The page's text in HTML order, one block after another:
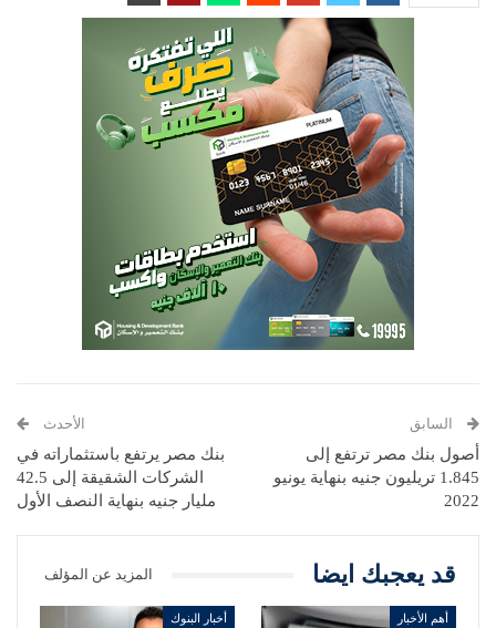
السابق
أصول بنك مصر ترتفع إلى
1.845 تريليون جنيه بنهاية يونيو
2022
الأحدث
بنك مصر يرتفع باستثماراته في
الشركات الشقيقة إلى 42.5
مليار جنيه بنهاية النصف الأول
قد يعجبك ايضا المزيد عن المؤلف
أهم الأخبار أخبار البنوك